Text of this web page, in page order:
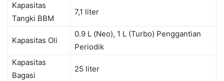
Kapasitas
Tangki BBM
7,1 liter
Kapasitas Oli
0.9 L (Neo), 1 L (Turbo) Penggantian
Periodik
Kapasitas
Bagasi
25 liter